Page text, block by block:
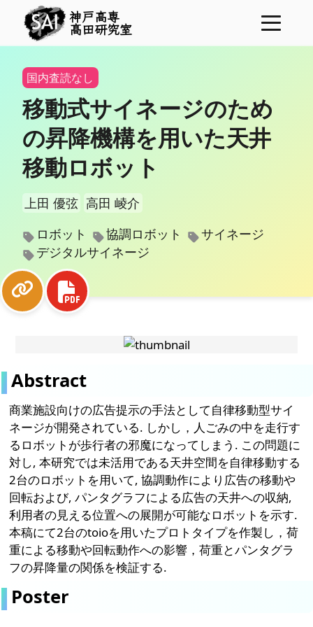
神戸高専
髙田研究室
ニュース
プロジェクト
メンバー
研究業績
学位論文
研究費
表彰
コンタクト
国内査読なし
移動式サイネージのため
の昇降機構を用いた天井
移動ロボット
上田 優弦 高田 崚介
ロボット
協調ロボット
サイネージ
デジタルサイネージ
Abstract
商業施設向けの広告提示の手法として自律移動型サイ
ネージが開発されている. しかし，人ごみの中を走行す
るロボットが歩行者の邪魔になってしまう. この問題に
対し, 本研究では未活用である天井空間を自律移動する
2台のロボットを用いて, 協調動作により広告の移動や
回転および, パンタグラフによる広告の天井への収納,
利用者の見える位置への展開が可能なロボットを示す.
本稿にて2台のtoioを用いたプロトタイプを作製し，荷
重による移動や回転動作への影響，荷重とパンタグラ
フの昇降量の関係を検証する.
Poster